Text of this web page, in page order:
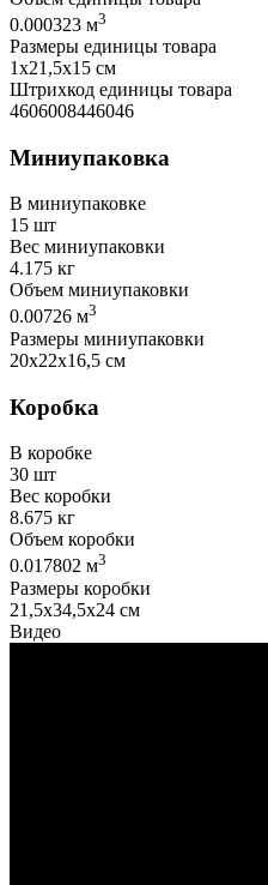
0.000323 м3
Размеры единицы товара
1х21,5х15 см
Штрихкод единицы товара
4606008446046
Миниупаковка
В миниупаковке
15 шт
Вес миниупаковки
4.175 кг
Объем миниупаковки
0.00726 м3
Размеры миниупаковки
20х22х16,5 см
Коробка
В коробке
30 шт
Вес коробки
8.675 кг
Объем коробки
0.017802 м3
Размеры коробки
21,5х34,5х24 см
Видео